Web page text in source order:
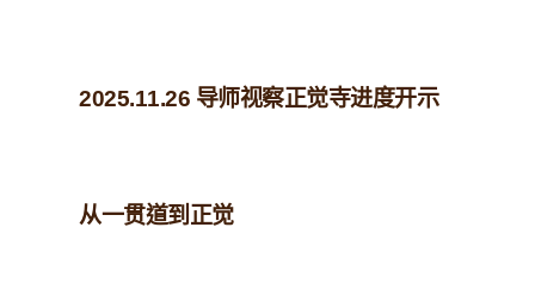
2025.11.26 导师视察正觉寺进度开示
从一贯道到正觉